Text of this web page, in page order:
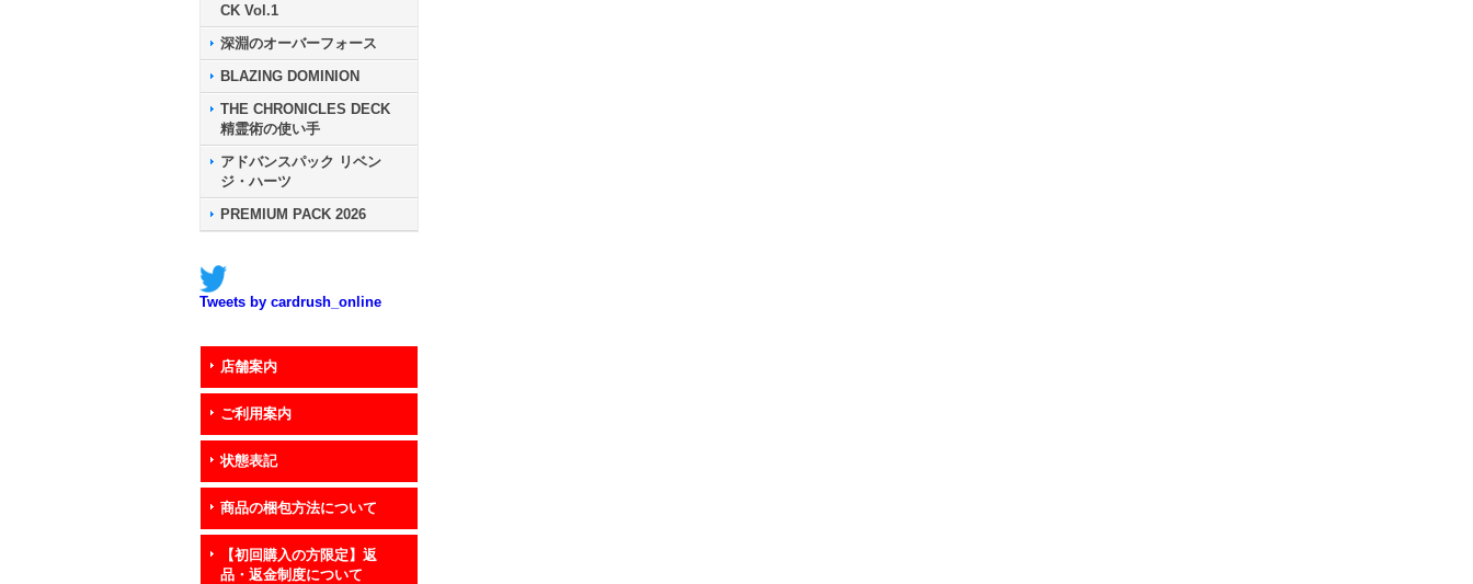
CK Vol.1
深淵のオーバーフォース
BLAZING DOMINION
THE CHRONICLES DECK
精霊術の使い手
アドバンスパック リベン
ジ・ハーツ
PREMIUM PACK 2026
Tweets by cardrush_online
店舗案内
ご利用案内
状態表記
商品の梱包方法について
【初回購入の方限定】返
品・返金制度について